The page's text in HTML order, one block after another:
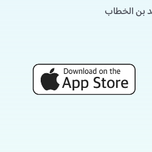
بن الخطاب